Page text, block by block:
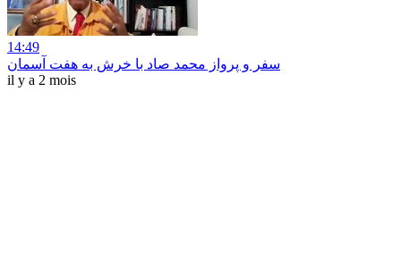
14:49
سفر و پرواز محمد صاد با خرش به هفت آسمان
il y a 2 mois